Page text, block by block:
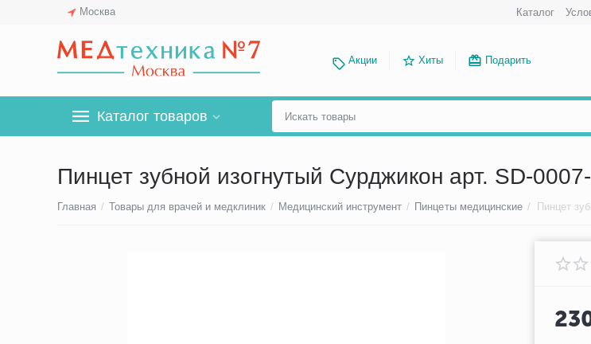
Москва Каталог
Акции Хиты Подарить
Каталог товаров
Пинцет зубной изогнутый Сурджикон арт. SD-
Главная / Товары для врачей и медклиник / Медицинский инструмент / Пинцеты медицинские /